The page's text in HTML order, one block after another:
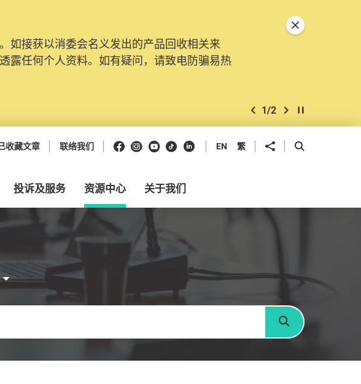
如接获以消委会名义发出的产品回收相关来
露任何个人资料。如有疑问，请致电防骗易热
升级及推出新功能。由2025年11月10日起，
帐户，才可提交投诉、查询及建议。所有提交
上一个
2/2 下一个开始/暂停幻灯
关闭特別通告
收藏文章 联络我们 Facebook
Instagram
Youtube
抖音领英 EN 繁 分享到 开启搜寻框
投诉及服务 资源中心 关于我们
搜寻